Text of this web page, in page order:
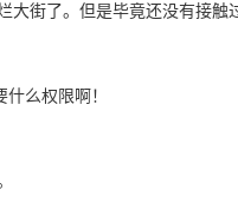
街了。但是毕竟还没有接触
么权限啊！